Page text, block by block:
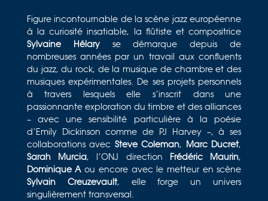
direction artistique de l’Orchestre National de Jazz.
Je m’engage à franchir cette nouvelle étape de
mon parcours, en harmonie avec l’histoire de l’ONJ,
pour le réinventer et l’emmener vers des contrées
inexplorées. Ce passage incarne à la fois une
continuité et une volonté d’amplifier encore les
aspirations de cette institution. »
Sylvaine Hélary
Figure incontournable de la scène jazz européenne
à la curiosité insatiable, la flûtiste et compositrice
Sylvaine Hélaryse démarque depuis de
nombreuses années par un travail aux confluents
du jazz, du rock, de la musique de chambre et des
musiques expérimentales. De ses projets personnels
à travers lesquels elle s’inscrit dans une
passionnante exploration du timbre et des alliances
– avec une sensibilité particulière à la poésie
d’Emily Dickinson comme de PJ Harvey –, à ses
collaborations avec Steve Coleman, Marc Ducret,
Sarah Murcia, l’ONJ direction Frédéric Maurin,
Dominique Aou encore avec le metteur en scène
Sylvain Creuzevault, elle forge un univers
singulièrement transversal.